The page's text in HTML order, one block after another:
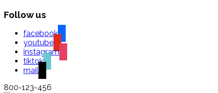
Follow us
facebook
youtube
instagram
tiktok
mail
800-123-456